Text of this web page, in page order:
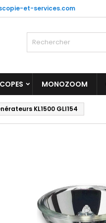
et-services.com
MONOZOOM
KL1500 GLI154